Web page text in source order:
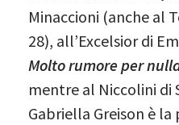
Minaccioni (anche al
28), all’Excelsior di
Molto rumore per
mentre al Niccolini di
Gabriella Greison è